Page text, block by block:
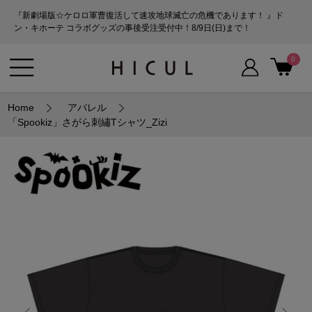
『新劇場版☆ケロロ軍曹復活して速攻地球滅亡の危機であります！ 』ド
ン・キホーテ コラボグッズの事後受注受付中！8/9日(日)まで！
0
Home
アパレル
「Spookiz」さがら刺繡Tシャツ_Zizi